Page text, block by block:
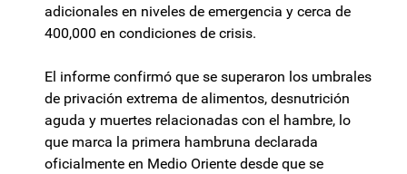
adicionales en niveles de emergencia y cerca de
400,000 en condiciones de crisis.
El informe confirmó que se superaron los umbrales
de privación extrema de alimentos, desnutrición
aguda y muertes relacionadas con el hambre, lo
que marca la primera hambruna declarada
oficialmente en Medio Oriente desde que se